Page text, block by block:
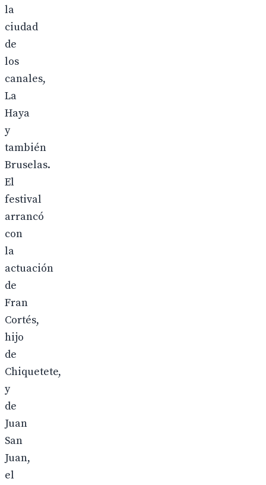
la
ciudad
de
los
canales,
La
Haya
y
también
Bruselas.
El
festival
arrancó
con
la
actuación
de
Fran
Cortés,
hijo
de
Chiquetete,
y
de
Juan
San
Juan,
el